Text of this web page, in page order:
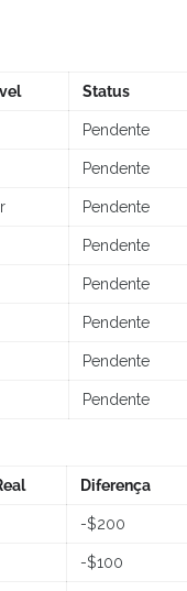
Status
Pendente
Pendente
Pendente
Pendente
Pendente
Pendente
Pendente
Pendente
Diferença
-$200
-$100